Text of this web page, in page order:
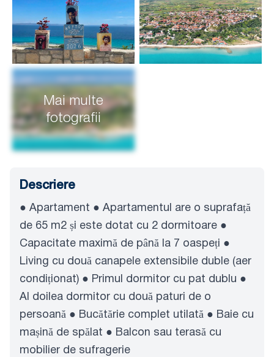
Mai multe
fotografii
Descriere
● Apartament ● Apartamentul are o suprafață
de 65 m2 și este dotat cu 2 dormitoare ●
Capacitate maximă de până la 7 oaspeți ●
Living cu două canapele extensibile duble (aer
condiționat) ● Primul dormitor cu pat dublu ●
Al doilea dormitor cu două paturi de o
persoană ● Bucătărie complet utilată ● Baie cu
mașină de spălat ● Balcon sau terasă cu
mobilier de sufragerie